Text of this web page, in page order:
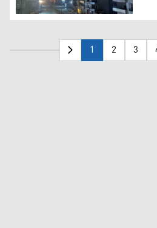
Asayîş: Taxên Meyselûn û
1 2 3